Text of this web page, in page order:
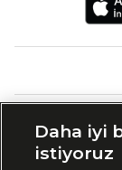
Daha iyi
istiyoruz